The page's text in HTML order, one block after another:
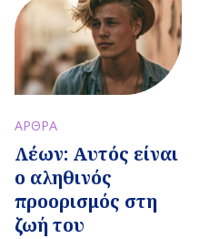
ΑΡΘΡΑ
Λέων: Αυτός είναι
ο αληθινός
προορισμός στη
ζωή του